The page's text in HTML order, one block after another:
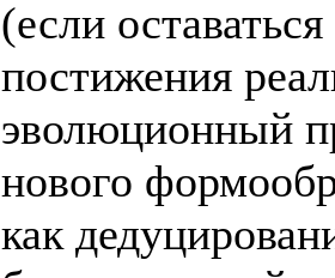
(если
постижения
эволюционный
нового
как